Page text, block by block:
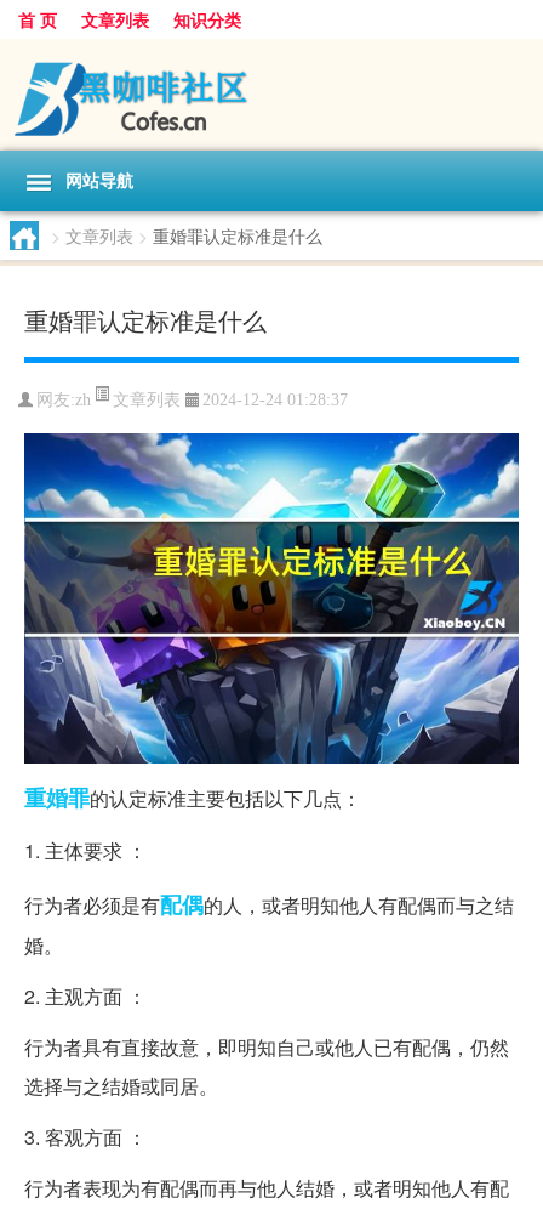
首 页 文章列表 知识分类
网站导航
> 文章列表 > 重婚罪认定标准是什么
重婚罪认定标准是什么
网友:zh 文章列表 2024-12-24 01:28:37
重婚罪的认定标准主要包括以下几点：
1. 主体要求 ：
行为者必须是有配偶的人，或者明知他人有配偶而与之结
婚。
2. 主观方面 ：
行为者具有直接故意，即明知自己或他人已有配偶，仍然
选择与之结婚或同居。
3. 客观方面 ：
行为者表现为有配偶而再与他人结婚，或者明知他人有配